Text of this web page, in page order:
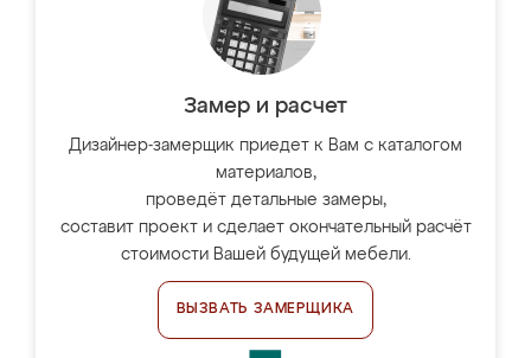
Замер и расчет
Дизайнер-замерщик приедет к Вам с каталогом
материалов,
проведёт детальные замеры,
составит проект и сделает окончательный расчёт
стоимости Вашей будущей мебели.
ВЫЗВАТЬ ЗАМЕРЩИКА